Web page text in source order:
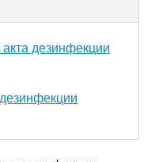
акта дезинфекции